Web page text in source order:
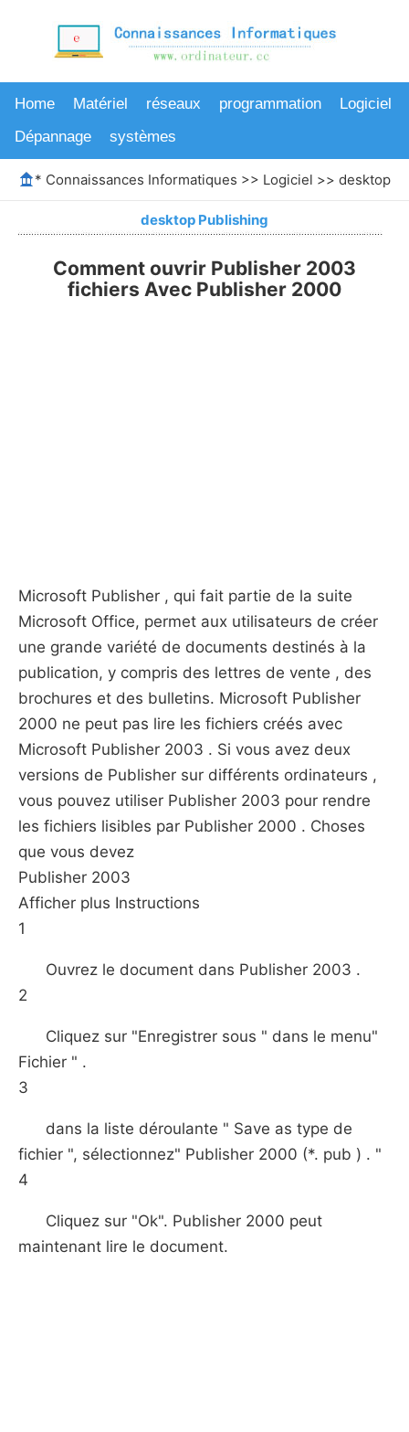
Home Matériel réseaux programmation
Logiciel
Dépannage
systèmes
* Connaissances Informatiques >> Logiciel >> desktop
desktop Publishing
Comment ouvrir Publisher 2003
fichiers Avec Publisher 2000
Microsoft Publisher , qui fait partie de la suite
Microsoft Office, permet aux utilisateurs de créer
une grande variété de documents destinés à la
publication, y compris des lettres de vente , des
brochures et des bulletins. Microsoft Publisher
2000 ne peut pas lire les fichiers créés avec
Microsoft Publisher 2003 . Si vous avez deux
versions de Publisher sur différents ordinateurs ,
vous pouvez utiliser Publisher 2003 pour rendre
les fichiers lisibles par Publisher 2000 . Choses
que vous devez
Publisher 2003
Afficher plus Instructions
1
Ouvrez le document dans Publisher 2003 .
2
Cliquez sur "Enregistrer sous " dans le menu"
Fichier " .
3
dans la liste déroulante " Save as type de
fichier ", sélectionnez" Publisher 2000 (*. pub ) . "
4
Cliquez sur "Ok". Publisher 2000 peut
maintenant lire le document.